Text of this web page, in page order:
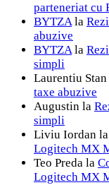
parteneriat cu
BYTZAla
abuzive
BYTZAla
simpli
Laurentiu Stan
taxe abuzive
Augustin la
simpli
Liviu Iordan la
Logitech MX
Teo Preda la
Logitech MX